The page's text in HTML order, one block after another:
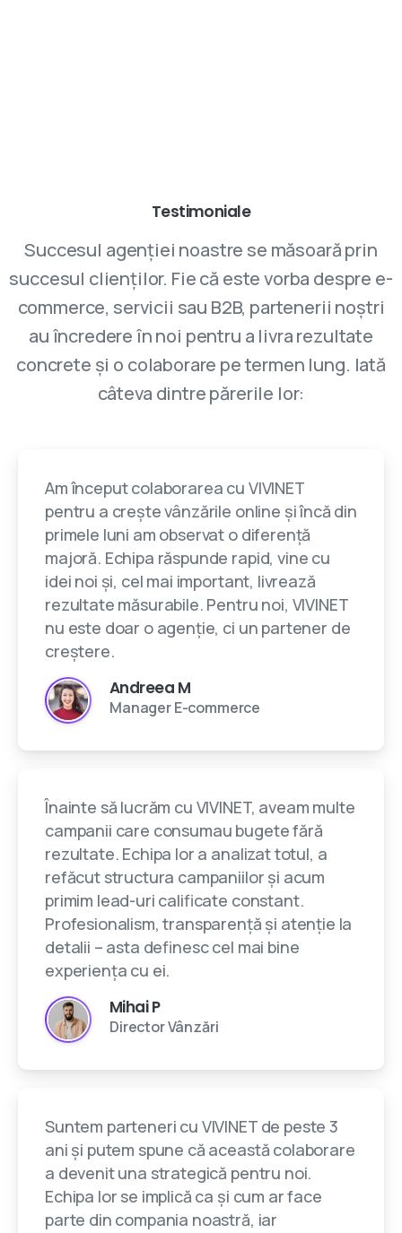
Testimoniale
Succesul agenției noastre se măsoară prin
succesul clienților. Fie că este vorba despre e-
commerce, servicii sau B2B, partenerii noștri
au încredere în noi pentru a livra rezultate
concrete și o colaborare pe termen lung. Iată
câteva dintre părerile lor:
Am început colaborarea cu VIVINET
pentru a crește vânzările online și încă din
primele luni am observat o diferență
majoră. Echipa răspunde rapid, vine cu
idei noi și, cel mai important, livrează
rezultate măsurabile. Pentru noi, VIVINET
nu este doar o agenție, ci un partener de
creștere.
Andreea M
Manager E-commerce
Înainte să lucrăm cu VIVINET, aveam multe
campanii care consumau bugete fără
rezultate. Echipa lor a analizat totul, a
refăcut structura campaniilor și acum
primim lead-uri calificate constant.
Profesionalism, transparență și atenție la
detalii – asta definesc cel mai bine
experiența cu ei.
Mihai P
Director Vânzări
Suntem parteneri cu VIVINET de peste 3
ani și putem spune că această colaborare
a devenit una strategică pentru noi.
Echipa lor se implică ca și cum ar face
parte din compania noastră, iar